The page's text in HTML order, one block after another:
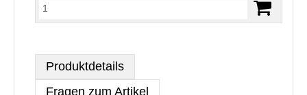
Produktdetails
Fragen zum Artikel